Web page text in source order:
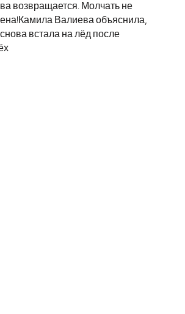
возвращается. Молчать не
Валиева объяснила,
встала на лёд после